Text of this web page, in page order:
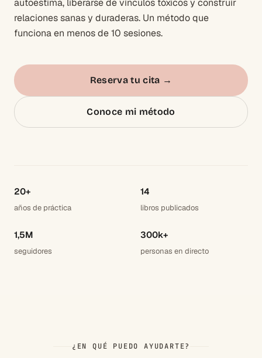
autoestima, liberarse de vínculos tóxicos y construir
relaciones sanas y duraderas. Un método que
funciona en menos de 10 sesiones.
Reserva tu cita →
Conoce mi método
20+
años de práctica
14
libros publicados
1,5M
seguidores
300k+
personas en directo
¿EN QUÉ PUEDO AYUDARTE?